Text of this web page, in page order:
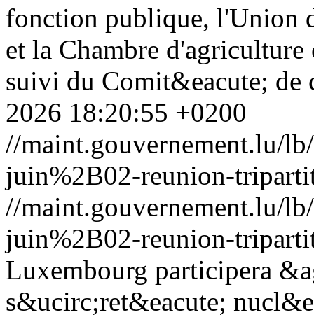
fonction publique, l'Union
et la Chambre
suivi du Comit&eacute;
2026 18:20:55 +0200
//maint.gouvernement.lu/
juin%2B02-reunion-
//maint.gouvernement.lu/
juin%2B02-reunion-
Luxembourg participera
s&ucirc;ret&eacute;